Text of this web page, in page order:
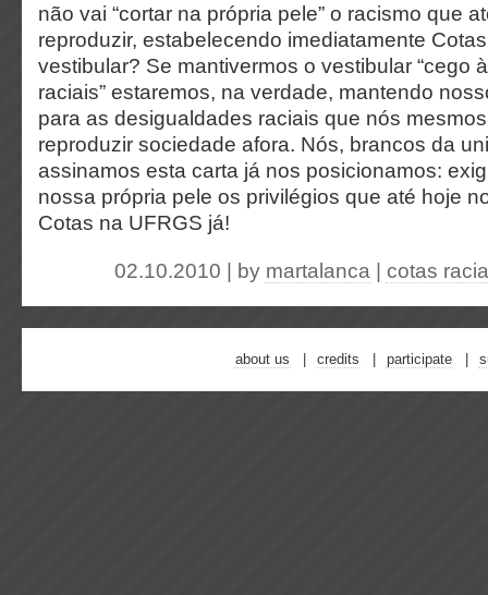
não vai “cortar na própria pele” o racismo que
reproduzir, estabelecendo imediatamente
vestibular? Se mantivermos o vestibular “cego
raciais” estaremos, na verdade, mantendo
para as desigualdades raciais que nós
reproduzir sociedade afora. Nós, brancos da
assinamos esta carta já nos posicionamos:
nossa própria pele os privilégios que até hoje
Cotas na UFRGS já!
02.10.2010 | by martalanca cotas
about us credits participate